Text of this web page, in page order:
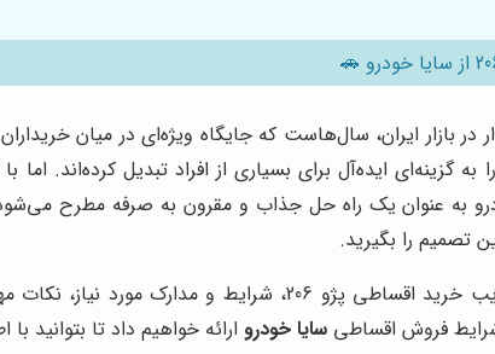
در بازار ایران، سال‌هاست که جایگاه ویژه‌ای در
یک راه حل جذاب و مقرون به صرفه مطرح می‌شود. اگر شما هم به دنبال
تصمیم را بگیرید.
فروش اقساطی سایا خودروارائه خواهیم داد تا بتوانید